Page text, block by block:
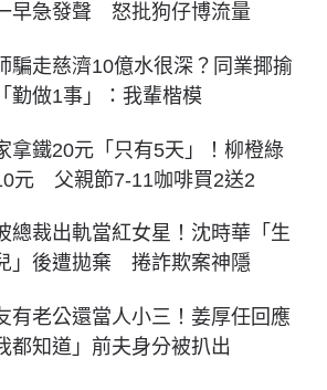
早急發聲 怒批狗仔博流量
騙走慈濟10億水很深？同業揶揄
勤做1事」：我輩楷模
拿鐵20元「只有5天」！柳橙綠
元 父親節7-11咖啡買2送2
總裁出軌當紅女星！沈時華「生
」後遭拋棄 捲詐欺案神隱
有老公還當人小三！姜厚任回應
都知道」前夫身分被扒出